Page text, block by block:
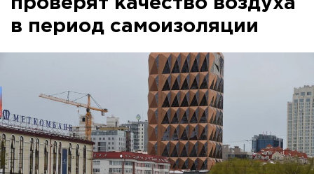
проверят качество воздуха
в период самоизоляции